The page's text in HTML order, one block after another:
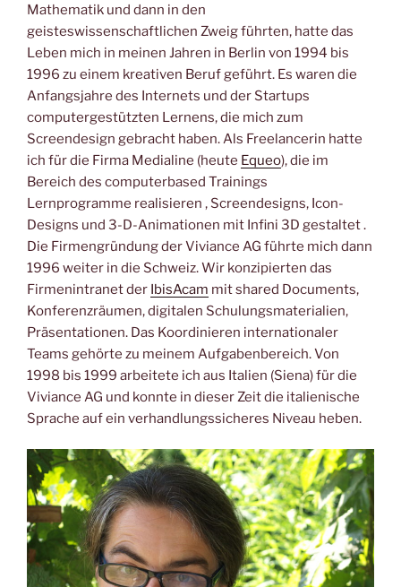
Mathematik und dann in den
geisteswissenschaftlichen Zweig führten, hatte das
Leben mich in meinen Jahren in Berlin von 1994 bis
1996 zu einem kreativen Beruf geführt. Es waren die
Anfangsjahre des Internets und der Startups
computergestützten Lernens, die mich zum
Screendesign gebracht haben. Als Freelancerin hatte
ich für die Firma Medialine (heute Equeo), die im
Bereich des computerbased Trainings
Lernprogramme realisieren , Screendesigns, Icon-
Designs und 3-D-Animationen mit Infini 3D gestaltet .
Die Firmengründung der Viviance AG führte mich dann
1996 weiter in die Schweiz. Wir konzipierten das
Firmenintranet der IbisAcam mit shared Documents,
Konferenzräumen, digitalen Schulungsmaterialien,
Präsentationen. Das Koordinieren internationaler
Teams gehörte zu meinem Aufgabenbereich. Von
1998 bis 1999 arbeitete ich aus Italien (Siena) für die
Viviance AG und konnte in dieser Zeit die italienische
Sprache auf ein verhandlungssicheres Niveau heben.